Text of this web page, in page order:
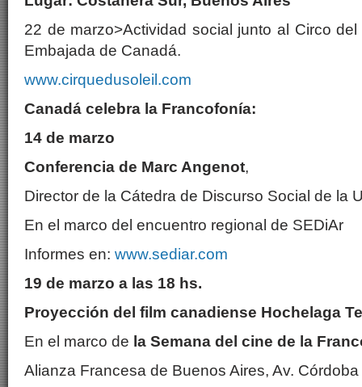
22 de marzo>Actividad social junto al Circo
Embajada de Canadá.
www.cirquedusoleil.com
Canadá celebra la Francofonía:
14 de marzo
Conferencia de Marc Angenot,
Director de la Cátedra de Discurso Social de la
En el marco del encuentro regional de SEDiAr
Informes en: www.sediar.com
19 de marzo a las 18 hs.
Proyección del film canadiense Hochelaga
En el marco de la Semana del cine de la
Alianza Francesa de Buenos Aires, Av.